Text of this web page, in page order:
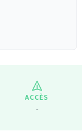
ACCÈS
-